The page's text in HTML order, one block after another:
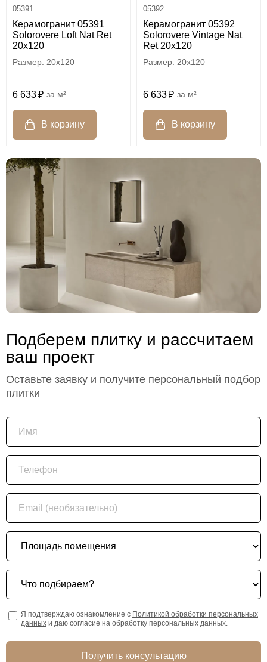
05391
Керамогранит 05391
Solorovere Loft Nat Ret
20x120
20x120
6 633 м²
05392
Керамогранит 05392
Solorovere Vintage Nat
Ret 20x120
20x120
6 633 м²
Подберем плитку и рассчитаем
ваш проект
Оставьте заявку и получите персональный подбор
плитки
Имя
Телефон
Email (необязательно)
Площадь помещения
Что подбираем?
Я подтверждаю ознакомление с Политикой обработки персональных
данных и даю согласие на обработку персональных данных.
Получить консультацию